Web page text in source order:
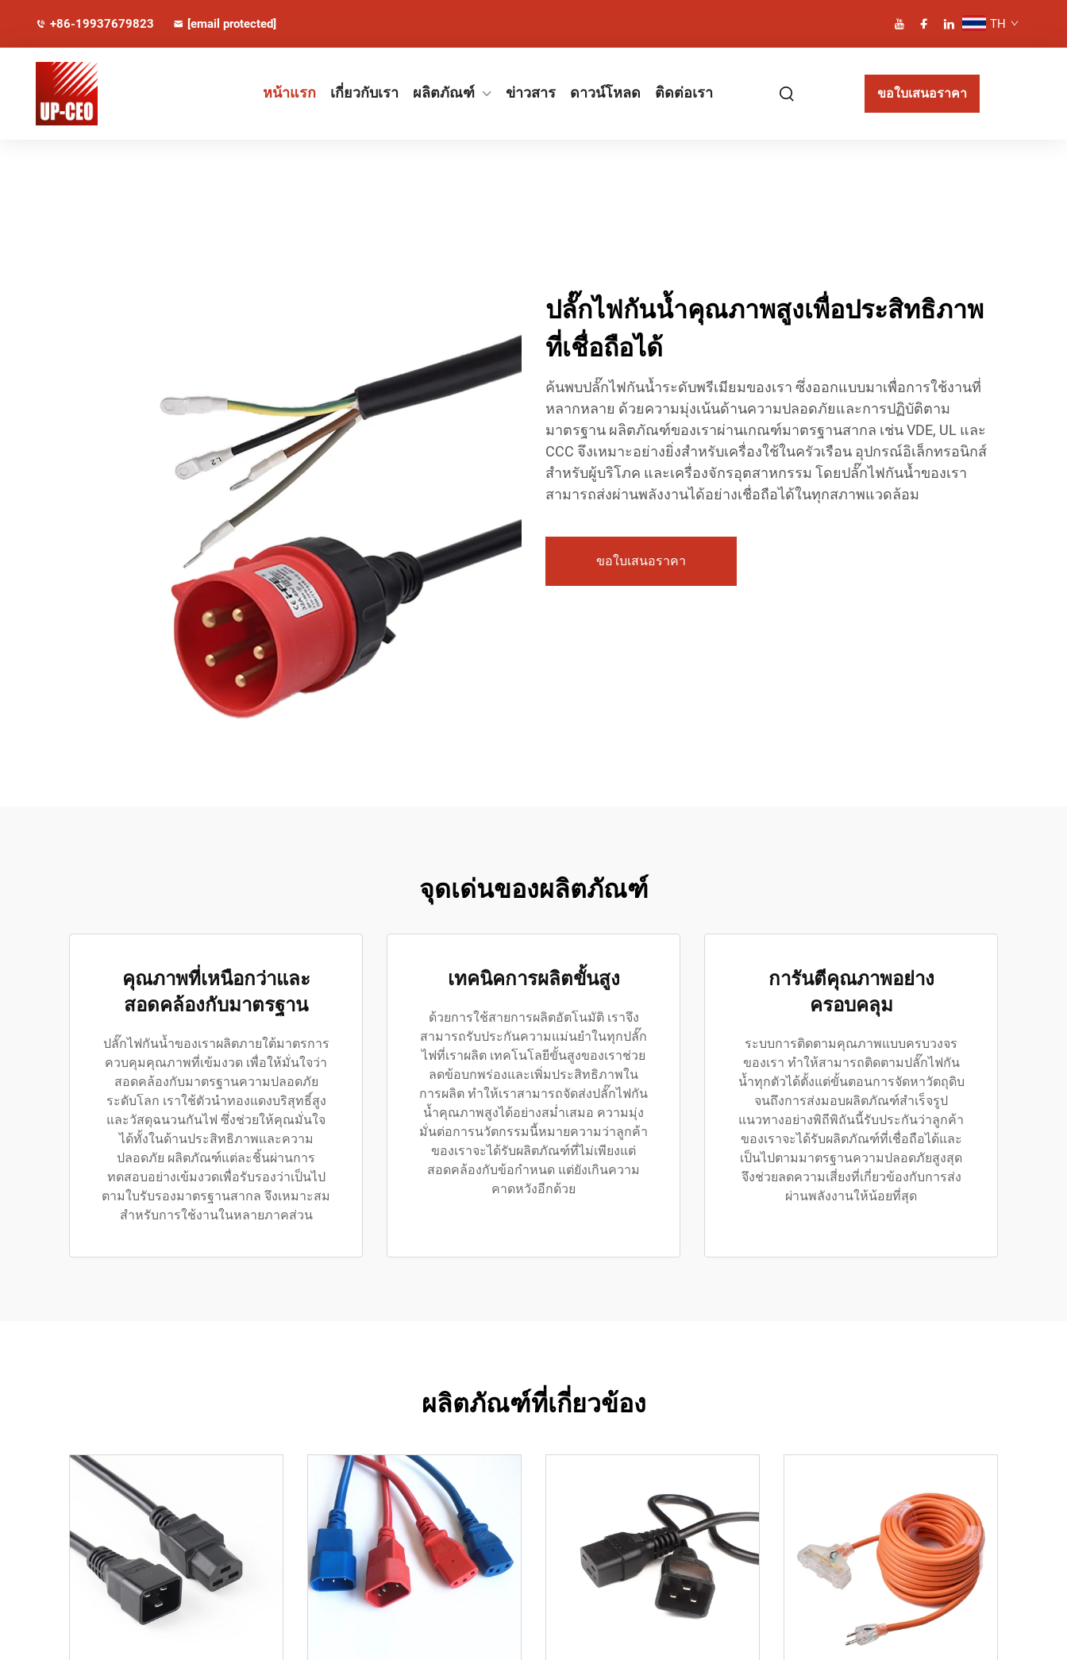
+86-19937679823 [email protected] TH
หน้าแรก เกี่ยวกับเรา ผลิตภัณฑ์ ข่าวสาร ดาวน์โหลด ติดต่อเรา ขอใบเสนอราคา
ปลั๊กไฟกันน้ำคุณภาพสูงเพื่อประสิทธิภาพ
ที่เชื่อถือได้
ค้นพบปลั๊กไฟกันน้ำระดับพรีเมียมของเรา ซึ่งออกแบบมาเพื่อการใช้งานที่
หลากหลาย ด้วยความมุ่งเน้นด้านความปลอดภัยและการปฏิบัติตาม
มาตรฐาน ผลิตภัณฑ์ของเราผ่านเกณฑ์มาตรฐานสากล เช่น VDE, UL และ
CCC จึงเหมาะอย่างยิ่งสำหรับเครื่องใช้ในครัวเรือน อุปกรณ์อิเล็กทรอนิกส์
สำหรับผู้บริโภค และเครื่องจักรอุตสาหกรรม โดยปลั๊กไฟกันน้ำของเรา
สามารถส่งผ่านพลังงานได้อย่างเชื่อถือได้ในทุกสภาพแวดล้อม
ขอใบเสนอราคา
จุดเด่นของผลิตภัณฑ์
คุณภาพที่เหนือกว่าและ
สอดคล้องกับมาตรฐาน
ปลั๊กไฟกันน้ำของเราผลิตภายใต้มาตรการ
ควบคุมคุณภาพที่เข้มงวด เพื่อให้มั่นใจว่า
สอดคล้องกับมาตรฐานความปลอดภัย
ระดับโลก เราใช้ตัวนำทองแดงบริสุทธิ์สูง
และวัสดุฉนวนกันไฟ ซึ่งช่วยให้คุณมั่นใจ
ได้ทั้งในด้านประสิทธิภาพและความ
ปลอดภัย ผลิตภัณฑ์แต่ละชิ้นผ่านการ
ทดสอบอย่างเข้มงวดเพื่อรับรองว่าเป็นไป
ตามใบรับรองมาตรฐานสากล จึงเหมาะสม
สำหรับการใช้งานในหลายภาคส่วน
เทคนิคการผลิตขั้นสูง
ด้วยการใช้สายการผลิตอัตโนมัติ เราจึง
สามารถรับประกันความแม่นยำในทุกปลั๊ก
ไฟที่เราผลิต เทคโนโลยีขั้นสูงของเราช่วย
ลดข้อบกพร่องและเพิ่มประสิทธิภาพใน
การผลิต ทำให้เราสามารถจัดส่งปลั๊กไฟกัน
น้ำคุณภาพสูงได้อย่างสม่ำเสมอ ความมุ่ง
มั่นต่อการนวัตกรรมนี้หมายความว่าลูกค้า
ของเราจะได้รับผลิตภัณฑ์ที่ไม่เพียงแต่
สอดคล้องกับข้อกำหนด แต่ยังเกินความ
คาดหวังอีกด้วย
การันตีคุณภาพอย่าง
ครอบคลุม
ระบบการติดตามคุณภาพแบบครบวงจร
ของเรา ทำให้สามารถติดตามปลั๊กไฟกัน
น้ำทุกตัวได้ตั้งแต่ขั้นตอนการจัดหาวัตถุดิบ
จนถึงการส่งมอบผลิตภัณฑ์สำเร็จรูป
แนวทางอย่างพิถีพิถันนี้รับประกันว่าลูกค้า
ของเราจะได้รับผลิตภัณฑ์ที่เชื่อถือได้และ
เป็นไปตามมาตรฐานความปลอดภัยสูงสุด
จึงช่วยลดความเสี่ยงที่เกี่ยวข้องกับการส่ง
ผ่านพลังงานให้น้อยที่สุด
ผลิตภัณฑ์ที่เกี่ยวข้อง